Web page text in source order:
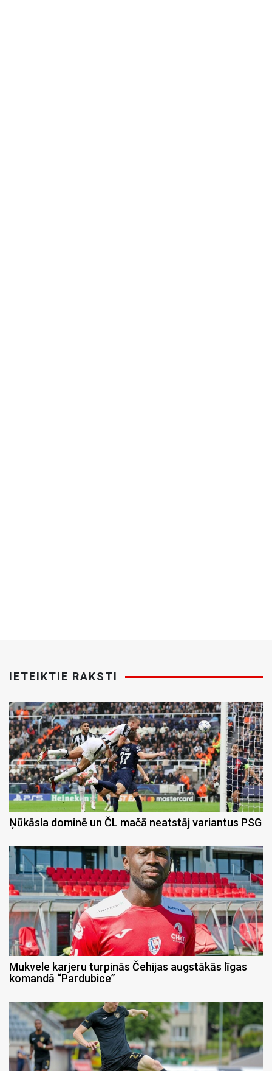
IETEIKTIE RAKSTI
Ņūkāsla dominē un ČL mačā neatstāj variantus PSG
Mukvele karjeru turpinās Čehijas augstākās līgas
komandā “Pardubice”